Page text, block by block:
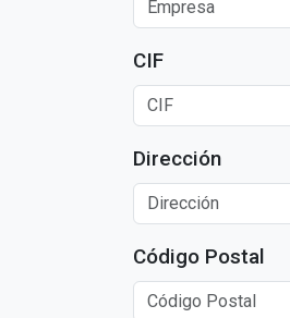
CIF
Dirección
Código Postal